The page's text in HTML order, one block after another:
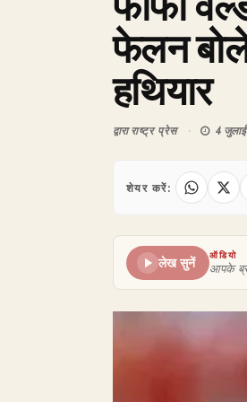
फेलन
हथियार
द्वाराराष्ट्र प्रेस 4
शेयर करें:
लेख सुनें
ऑडियो
आपके